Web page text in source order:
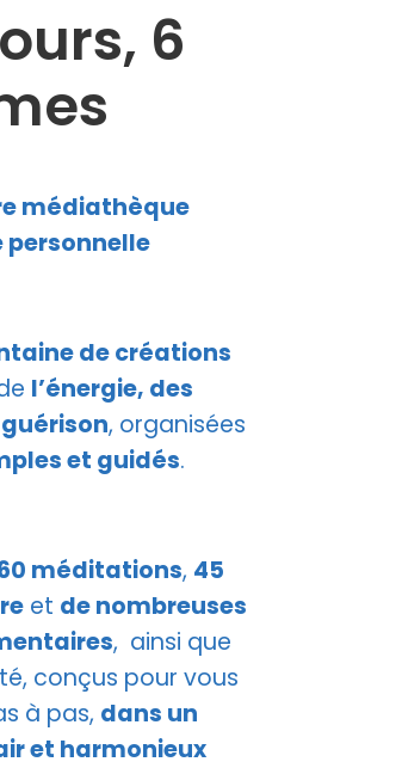
6
médiathèque
de créations
l’énergie, des
, organisées
et guidés.
méditations, 45
et de nombreuses
, ainsi que
conçus pour vous
à pas, dans un
et harmonieux